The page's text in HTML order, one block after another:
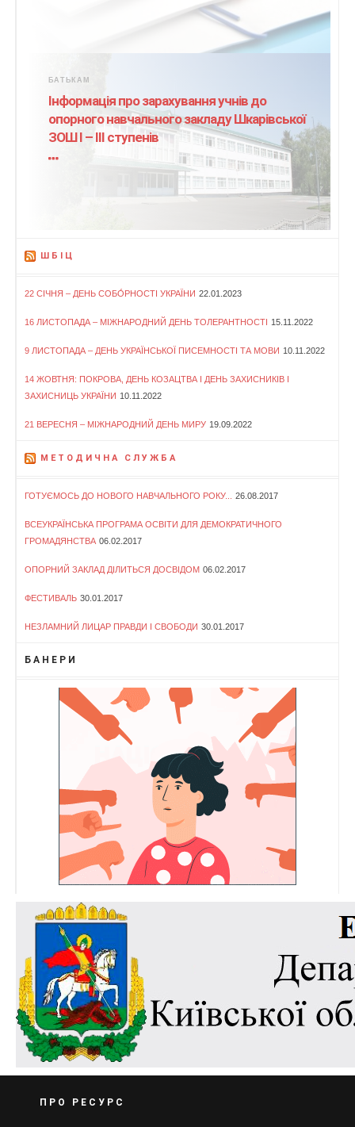
БАТЬКАМ
Інформація про зарахування учнів до
опорного навчального закладу Шкарівської
ЗОШ І – ІІІ ступенів
ШБІЦ
22 СІЧНЯ – ДЕНЬ СОБО́РНОСТІ УКРАЇНИ 22.01.2023
16 ЛИСТОПАДА – МІЖНАРОДНИЙ ДЕНЬ ТОЛЕРАНТНОСТІ 15.11.2022
9 ЛИСТОПАДА – ДЕНЬ УКРАЇНСЬКОЇ ПИСЕМНОСТІ ТА МОВИ 10.11.2022
14 ЖОВТНЯ: ПОКРОВА, ДЕНЬ КОЗАЦТВА І ДЕНЬ ЗАХИСНИКІВ І
ЗАХИСНИЦЬ УКРАЇНИ 10.11.2022
21 ВЕРЕСНЯ – МІЖНАРОДНИЙ ДЕНЬ МИРУ 19.09.2022
МЕТОДИЧНА СЛУЖБА
ГОТУЄМОСЬ ДО НОВОГО НАВЧАЛЬНОГО РОКУ... 26.08.2017
ВСЕУКРАЇНСЬКА ПРОГРАМА ОСВІТИ ДЛЯ ДЕМОКРАТИЧНОГО
ГРОМАДЯНСТВА 06.02.2017
ОПОРНИЙ ЗАКЛАД ДІЛИТЬСЯ ДОСВІДОМ 06.02.2017
ФЕСТИВАЛЬ 30.01.2017
НЕЗЛАМНИЙ ЛИЦАР ПРАВДИ І СВОБОДИ 30.01.2017
БАНЕРИ
ПРО РЕСУРС